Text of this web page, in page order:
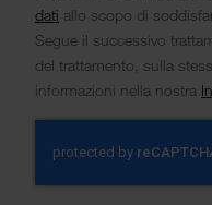
dati allo scopo di
Segue il successivo
del trattamento, sulla
informazioni nella nostra